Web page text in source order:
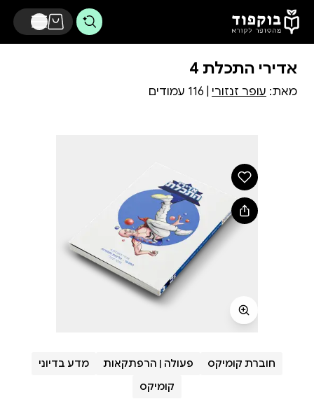
דלג לתוכן הראשי
אדירי התכלת 4
מאת: עופר זנזורי
חוברת קומיקס פעולה | הרפתקאות
מדע בדיוני
קומיקס